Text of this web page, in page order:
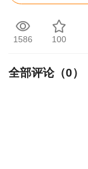
容，更多考试
1586 100
全部评论（0）